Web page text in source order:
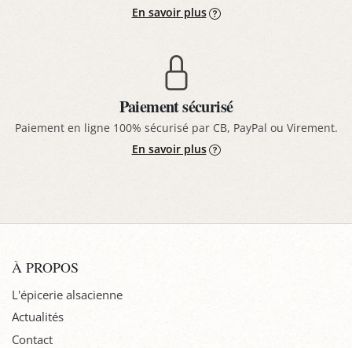
En savoir plus
Paiement sécurisé
Paiement en ligne 100% sécurisé par CB, PayPal ou Virement.
En savoir plus
À PROPOS
L'épicerie alsacienne
Actualités
Contact